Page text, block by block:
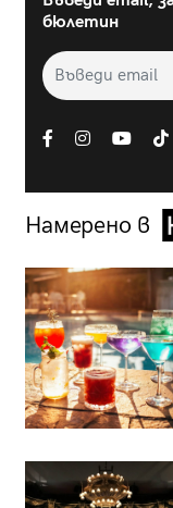
бюлетин
Намерено в